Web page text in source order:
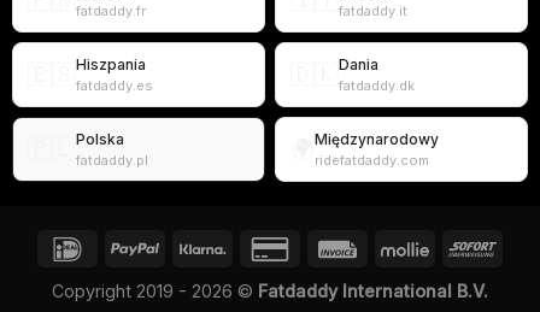
fatdaddy.fr fatdaddy.it
Hiszpania
fatdaddy.es
Dania
fatdaddy.dk
Polska
fatdaddy.pl
Międzynarodowy
ridefatdaddy.com
Copyright 2019 - 2026 © Fatdaddy International B.V.